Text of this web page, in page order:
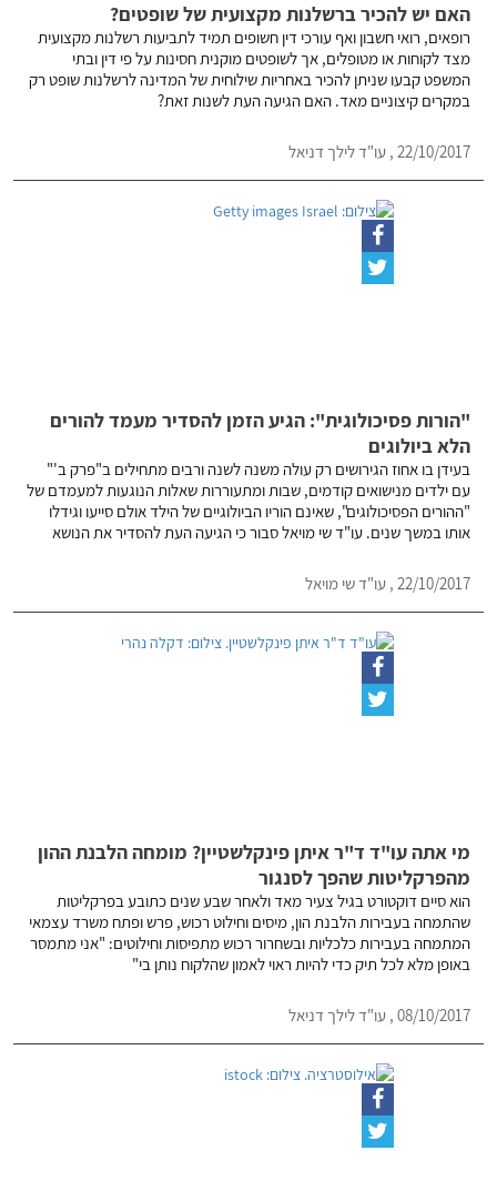
האם יש להכיר ברשלנות מקצועית של שופטים?
רופאים, רואי חשבון ואף עורכי דין חשופים תמיד לתביעות רשלנות מקצועית
מצד לקוחות או מטופלים, אך לשופטים מוקנית חסינות על פי דין ובתי
המשפט קבעו שניתן להכיר באחריות שילוחית של המדינה לרשלנות שופט רק
במקרים קיצוניים מאד. האם הגיעה העת לשנות זאת?
22/10/2017 , עו"ד לילך דניאל
"הורות פסיכולוגית": הגיע הזמן להסדיר מעמד להורים
הלא ביולוגים
בעידן בו אחוז הגירושים רק עולה משנה לשנה ורבים מתחילים ב"פרק ב'"
עם ילדים מנישואים קודמים, שבות ומתעוררות שאלות הנוגעות למעמדם של
"ההורים הפסיכולוגים", שאינם הוריו הביולוגיים של הילד אולם סייעו וגידלו
אותו במשך שנים. עו"ד שי מויאל סבור כי הגיעה העת להסדיר את הנושא
22/10/2017 , עו"ד שי מויאל
מי אתה עו"ד ד"ר איתן פינקלשטיין? מומחה הלבנת ההון
מהפרקליטות שהפך לסנגור
הוא סיים דוקטורט בגיל צעיר מאד ולאחר שבע שנים כתובע בפרקליטות
שהתמחה בעבירות הלבנת הון, מיסים וחילוט רכוש, פרש ופתח משרד עצמאי
המתמחה בעבירות כלכליות ובשחרור רכוש מתפיסות וחילוטים: "אני מתמסר
באופן מלא לכל תיק כדי להיות ראוי לאמון שהלקוח נותן בי"
08/10/2017 , עו"ד לילך דניאל